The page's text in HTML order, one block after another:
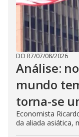
DO R7/07/08/2026
Análise:
mundo
torna-se
Economista
da aliada asiática,